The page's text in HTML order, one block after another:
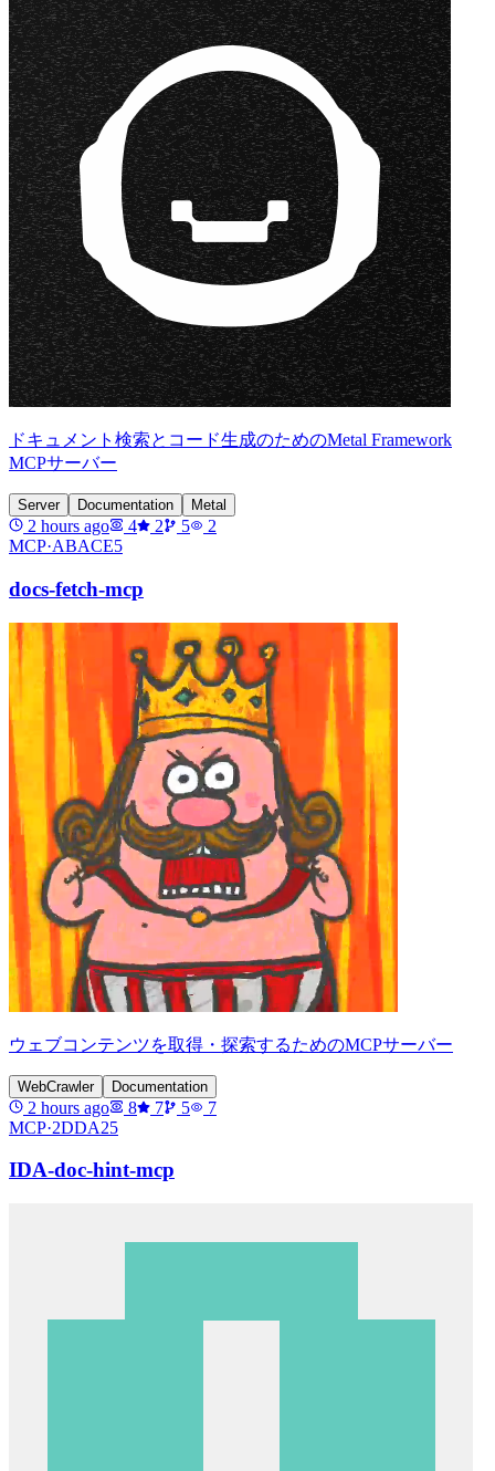
ドキュメント検索とコード生成のためのMetal Framework
MCPサーバー
Server Documentation Metal
2 hours ago 4 2 5
2
MCP·ABACE5
docs-fetch-mcp
ウェブコンテンツを取得・探索するためのMCPサーバー
WebCrawler Documentation
2 hours ago 8 7 5
7
MCP·2DDA25
IDA-doc-hint-mcp